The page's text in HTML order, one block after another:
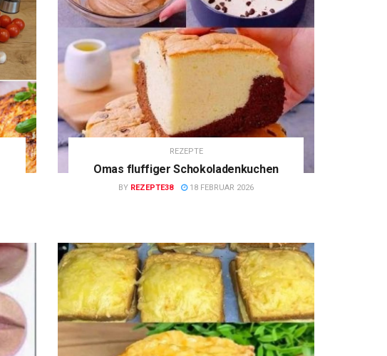
REZEPTE
Omas fluffiger Schokoladenkuchen
BY REZEPTE38 18 FEBRUAR 2026